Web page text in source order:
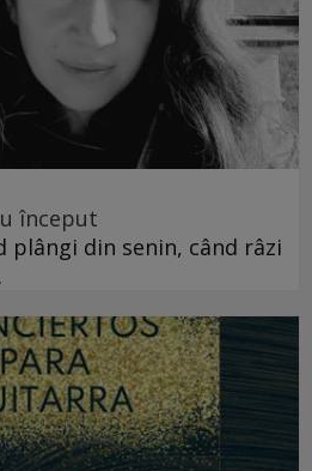
început
plângi din senin, când râzi